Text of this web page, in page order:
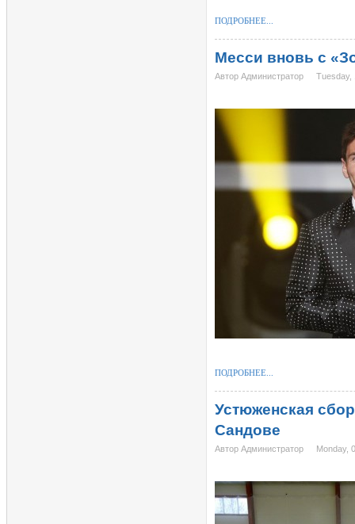
ПОДРОБНЕЕ...
Месси вновь с
Автор Администратор Tuesday,
ПОДРОБНЕЕ...
Устюженская
Сандове
Автор Администратор Monday,